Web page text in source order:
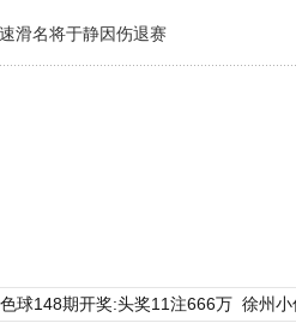
滑名将于静因伤退赛
球148期开奖:头奖11注666万 徐州